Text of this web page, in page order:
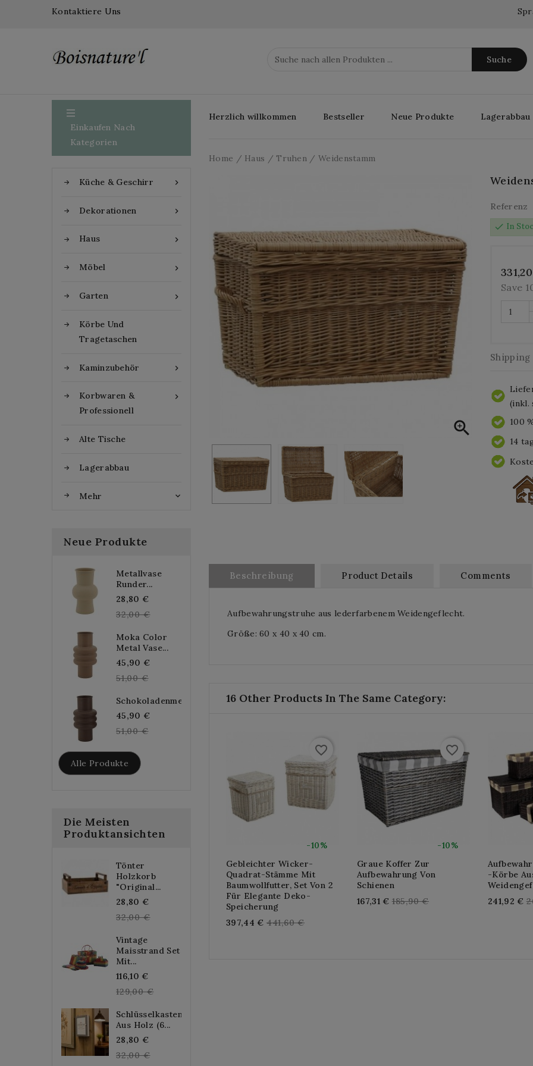
Kontaktiere Uns
Suche

Einkaufen Nach
Kategorien

Küche & Geschirr

Dekorationen

Haus

Möbel

Garten
Körbe Und
Tragetaschen

Kaminzubehör

Korbwaren &
Professionell
Alte Tische
Lagerabbau
Mehr 
Neue Produkte
Metallvase
Runder...
28,80 €
price
32,00 €
Moka Color
Metal Vase...
45,90 €
51,00 €
Schokoladenmetallvase...
45,90 €
51,00 €
Alle Produkte
Die Meisten
Produktansichten
Tönter
Holzkorb
"Original...
28,80 €
price
32,00 €
Vintage
Maisstrand Set
Mit...
116,10 €
price
129,00 €
Schlüsselkasten
Aus Holz (6...
28,80 €
price
32,00 €
Herzlich willkommen Bestseller Neue Produkte Lagerabbau
Home Haus Truhen Weidenstamm

Referenz
check In
Save
Shipping
(inkl.
100
14
Beschreibung Product Details Comments
Aufbewahrungstruhe aus lederfarbenem Weidengeflecht.
Größe: 60 x 40 x 40 cm.
16 Other Products In The Same Category:
-10%
favorite_border
Gebleichter Wicker-
Quadrat-Stämme Mit
Baumwollfutter, Set Von 2
Für Elegante Deko-
Speicherung
397,44 € Regular
441,60 €
-10%
favorite_border
Graue Koffer Zur
Aufbewahrung Von
Schienen
167,31 € Regular
185,90 €
-körbe
241,92 €